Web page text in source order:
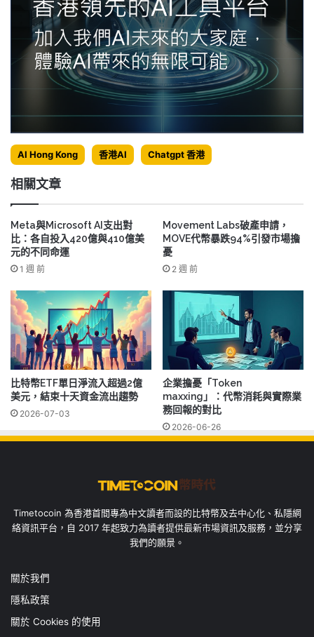
AI Hong Kong 香港AI Chatgpt 香港
相關文章
Meta與Microsoft AI支出對
比：各自投入420億與410億美
元的不同命運
1 週 前
Movement Labs破產申請，
MOVE代幣暴跌94%引發市場擔
憂
2 週 前
比特幣ETF單日淨流入超過2億
美元，結束十天資金流出趨勢
2026-07-03
企業擔憂「Token
maxxing」：代幣消耗與實際業
務回報的對比
2026-06-26
Timetocoin 為香港首間專為中文讀者而設的比特幣及去中心化、私隱網
絡資訊平台，自 2017 年起致力為讀者提供最新市場資訊及服務，並分享
我們的願景。
關於我們
隱私政策
關於 Cookies 的使用